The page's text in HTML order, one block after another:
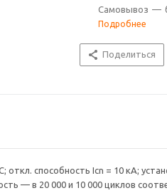
Самовывоз —
Подробнее
Поделиться
способность Icn = 10 кА;
— в 20 000 и 10 000 циклов